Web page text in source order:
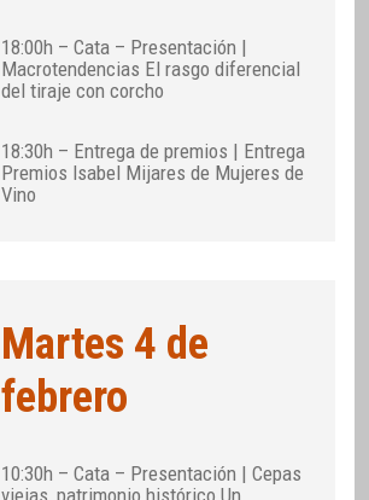
18:00h – Cata – Presentación |
Macrotendencias El rasgo diferencial
del tiraje con corcho
18:30h – Entrega de premios | Entrega
Premios Isabel Mijares de Mujeres de
Vino
Martes 4 de
febrero
10:30h – Cata – Presentación | Cepas
viejas, patrimonio histórico Un